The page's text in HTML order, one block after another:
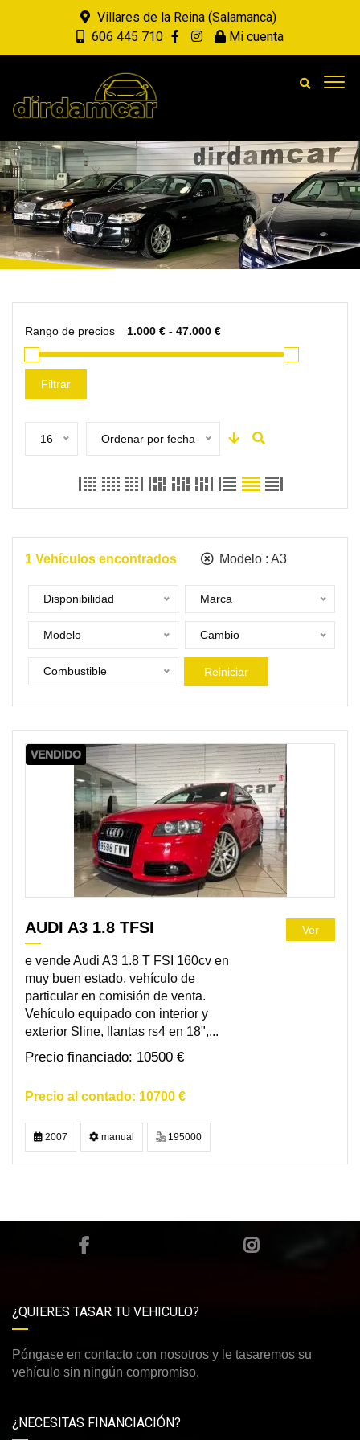
Villares de la Reina (Salamanca)
606 445 710
Mi cuenta
Rango de precios
Filtrar
16 Ordenar por fecha
1 Vehículos encontrados Modelo : A3
Disponibilidad Marca
Modelo Cambio
Combustible Reiniciar
VENDIDO
AUDI A3 1.8 TFSI
e vende Audi A3 1.8 T FSI 160cv en
muy buen estado, vehículo de
particular en comisión de venta.
Vehículo equipado con interior y
exterior Sline, llantas rs4 en 18",...
10500 €
10700 €
Ver
2007 manual 195000
¿QUIERES TASAR TU VEHICULO?
Póngase en contacto con nosotros y le tasaremos su
vehículo sin ningún compromiso.
¿NECESITAS FINANCIACIÓN?